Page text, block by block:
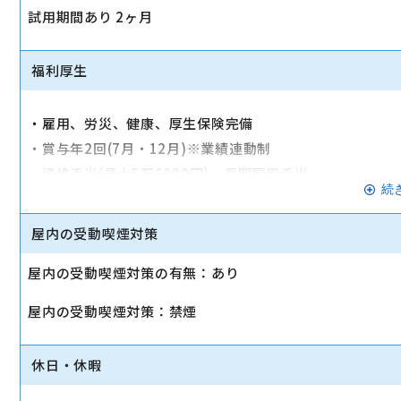
試用期間あり 2ヶ月
福利厚生
・雇用、労災、健康、厚生保険完備
・賞与年2回(7月・12月)※業績連動制
・資格手当(最大5万6000円)、長期雇用手当、
・社会保険完備、スタッフ割引有、有休
・育児休暇・介護休暇・補助金制度
転勤なし
続
屋内の受動喫煙対策
屋内の受動喫煙対策の有無：あり
屋内の受動喫煙対策：禁煙
休日・休暇